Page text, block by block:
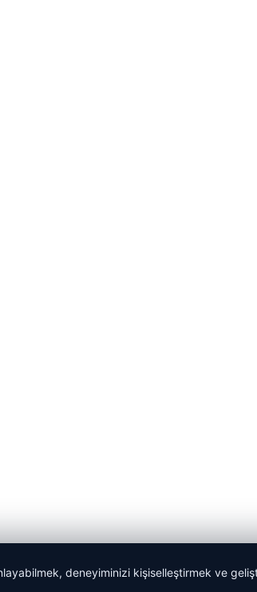
deneyiminizi kişiselleştirmek ve